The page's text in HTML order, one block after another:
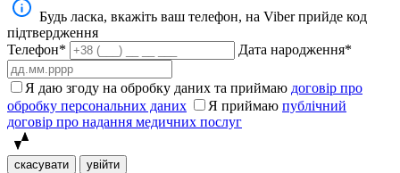
Будь ласка, вкажіть ваш телефон, на Viber прийде код
підтвердження
Телефон*
Дата народження*
Я даю згоду на обробку даних та приймаю договір про
обробку персональних даних
Я приймаю публічний
договір про надання медичних послуг
скасувати увійти